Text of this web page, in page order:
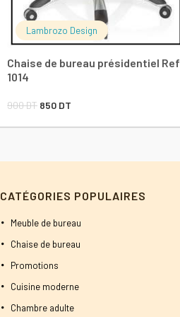
Lambrozo Design
Chaise de bureau présidentiel Ref
1014
900DT Le
prix
850 DT
prix
CATÉGORIES POPULAIRES
Meuble de bureau
Chaise de bureau
Promotions
Cuisine moderne
Chambre adulte